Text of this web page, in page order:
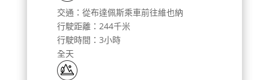
交通：從布達佩斯乘車前往維也納
行駛距離：244千米
行駛時間：3小時
全天